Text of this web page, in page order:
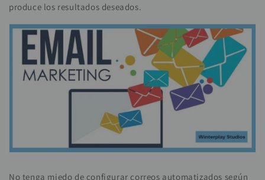
produce los resultados deseados.
No tenga miedo de configurar correos automatizados según